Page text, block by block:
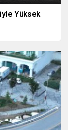
Yüksek